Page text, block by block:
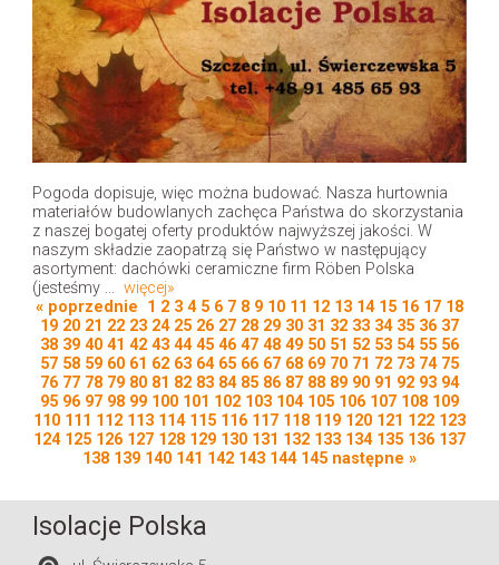
Pogoda dopisuje, więc można budować. Nasza hurtownia
materiałów budowlanych zachęca Państwa do skorzystania
z naszej bogatej oferty produktów najwyższej jakości. W
naszym składzie zaopatrzą się Państwo w następujący
asortyment: dachówki ceramiczne firm Röben Polska
(jesteśmy ... więcej»
« poprzednie 1 2 3 4 5 6 7 8 9 10 11 12 13 14 15 16 17 18
19 20 21 22 23 24 25 26 27 28 29 30 31 32 33 34 35 36 37
38 39 40 41 42 43 44 45 46 47 48 49 50 51 52 53 54 55 56
57 58 59 60 61 62 63 64 65 66 67 68 69 70 71 72 73 74 75
76 77 78 79 80 81 82 83 84 85 86 87 88 89 90 91 92 93 94
95 96 97 98 99 100 101 102 103 104 105 106 107 108 109
110 111 112 113 114 115 116 117 118 119 120 121 122 123
124 125 126 127 128 129 130 131 132 133 134 135 136 137
138 139 140 141 142 143 144 145 następne »
Isolacje Polska